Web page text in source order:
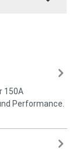
150A
Performance.